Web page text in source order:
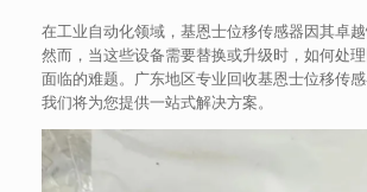
在工业自动化领域，基恩士位移传感器因其卓越
然而，当这些设备需要替换或升级时，如何处
面临的难题。广东地区专业回收基恩士位移传
我们将为您提供一站式解决方案。